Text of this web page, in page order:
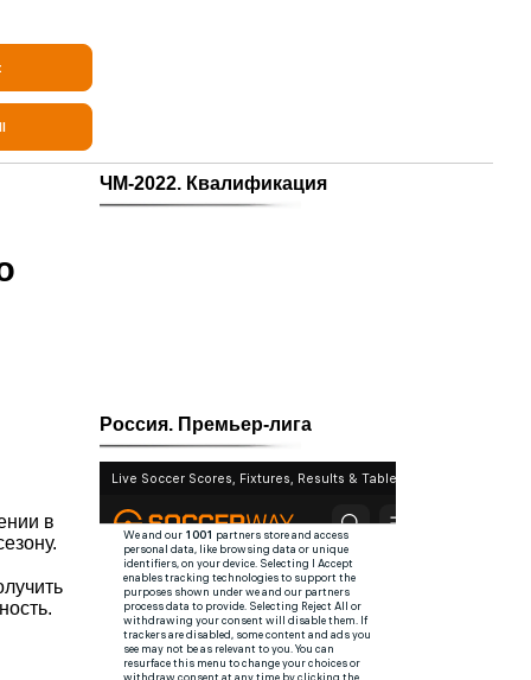
в
ЧМ-2022. Квалификация
Россия. Премьер-лига